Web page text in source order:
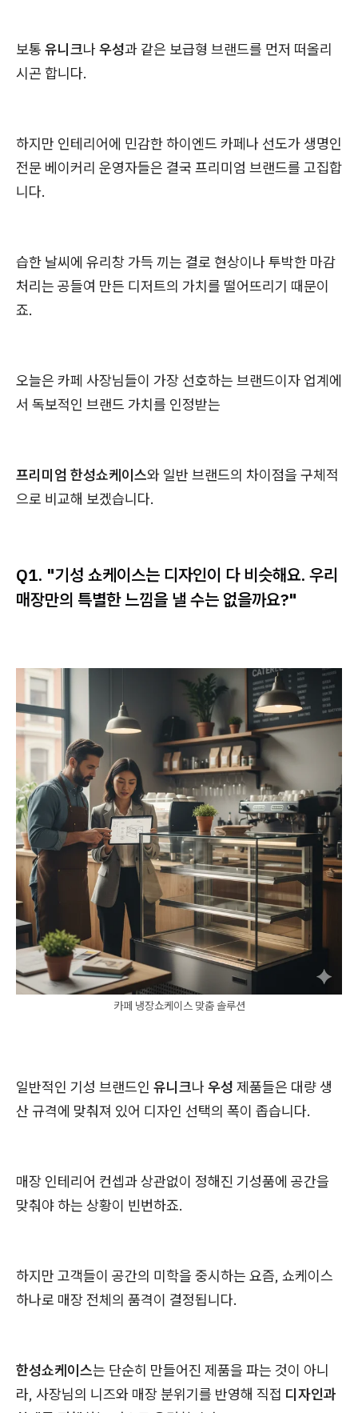
보통 유니크나우성과 같은 보급형 브랜드를 먼저 떠올리
시곤 합니다.
하지만 인테리어에 민감한 하이엔드 카페나 선도가 생명인
전문 베이커리 운영자들은 결국 프리미엄 브랜드를 고집합
니다.
습한 날씨에 유리창 가득 끼는 결로 현상이나 투박한 마감
처리는 공들여 만든 디저트의 가치를 떨어뜨리기 때문이
죠.
오늘은 카페 사장님들이 가장 선호하는 브랜드이자 업계에
서 독보적인 브랜드 가치를 인정받는
프리미엄 한성쇼케이스와 일반 브랜드의 차이점을 구체적
으로 비교해 보겠습니다.
Q1. "기성 쇼케이스는 디자인이 다 비슷해요. 우리
매장만의 특별한 느낌을 낼 수는 없을까요?"
카페 냉장쇼케이스 맞춤 솔루션
일반적인 기성 브랜드인 유니크나우성 제품들은 대량 생
산 규격에 맞춰져 있어 디자인 선택의 폭이 좁습니다.
매장 인테리어 컨셉과 상관없이 정해진 기성품에 공간을
맞춰야 하는 상황이 빈번하죠.
하지만 고객들이 공간의 미학을 중시하는 요즘, 쇼케이스
하나로 매장 전체의 품격이 결정됩니다.
한성쇼케이스는 단순히 만들어진 제품을 파는 것이 아니
라, 사장님의 니즈와 매장 분위기를 반영해 직접 디자인과